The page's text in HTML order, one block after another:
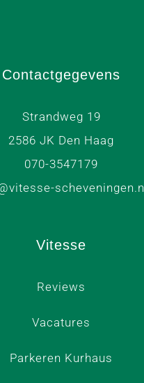
Contactgegevens
Strandweg 19
2586 JK Den Haag
070-3547179
scheveningen.nl
Vitesse
Reviews
Vacatures
Parkeren Kurhaus